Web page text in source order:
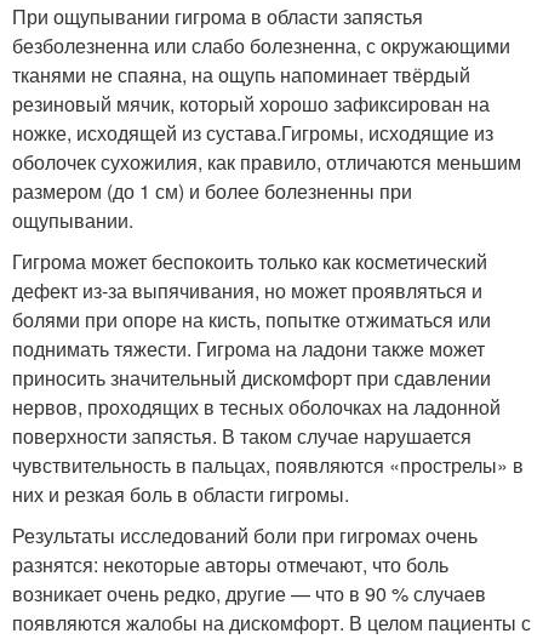
При ощупывании гигрома в области запястья
безболезненна или слабо болезненна, с окружающими
тканями не спаяна, на ощупь напоминает твёрдый
резиновый мячик, который хорошо зафиксирован на
ножке, исходящей из сустава.Гигромы, исходящие из
оболочек сухожилия, как правило, отличаются меньшим
размером (до 1 см) и более болезненны при
ощупывании.
Гигрома может беспокоить только как косметический
дефект из-за выпячивания, но может проявляться и
болями при опоре на кисть, попытке отжиматься или
поднимать тяжести. Гигрома на ладони также может
приносить значительный дискомфорт при сдавлении
нервов, проходящих в тесных оболочках на ладонной
поверхности запястья. В таком случае нарушается
чувствительность в пальцах, появляются «прострелы» в
них и резкая боль в области гигромы.
Результаты исследований боли при гигромах очень
разнятся: некоторые авторы отмечают, что боль
возникает очень редко, другие — что в 90 % случаев
появляются жалобы на дискомфорт. В целом пациенты с